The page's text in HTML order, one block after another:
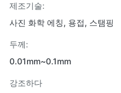
제조기술:
사진 화학 에칭, 용접, 스탬핑
두께:
0.01mm~0.1mm
강조하다